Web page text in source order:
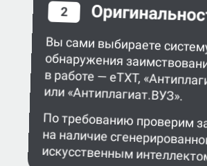
2
Вы сами выбираете
обнаружения
в работе — eTXT,
или «Антиплагиат.ВУЗ».
По требованию проверим
на наличие сгенерированного
искусственным